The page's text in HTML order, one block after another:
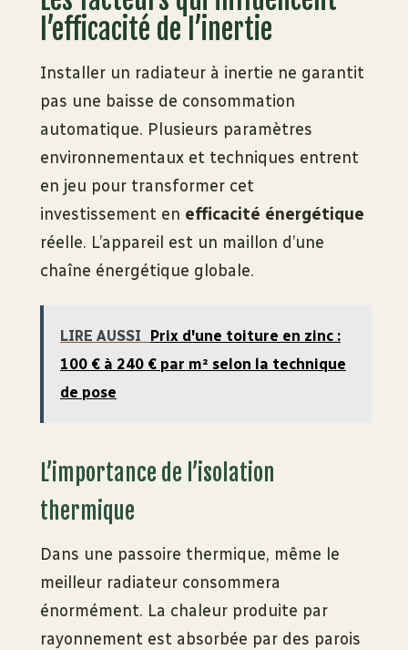
l’efficacité de l’inertie
Installer un radiateur à inertie ne garantit
pas une baisse de consommation
automatique. Plusieurs paramètres
environnementaux et techniques entrent
en jeu pour transformer cet
investissement en efficacité énergétique
réelle. L’appareil est un maillon d’une
chaîne énergétique globale.
LIRE AUSSI
Prix d'une toiture en zinc :
100 € à 240 € par m² selon la technique
de pose
L’importance de l’isolation
thermique
Dans une passoire thermique, même le
meilleur radiateur consommera
énormément. La chaleur produite par
rayonnement est absorbée par des parois